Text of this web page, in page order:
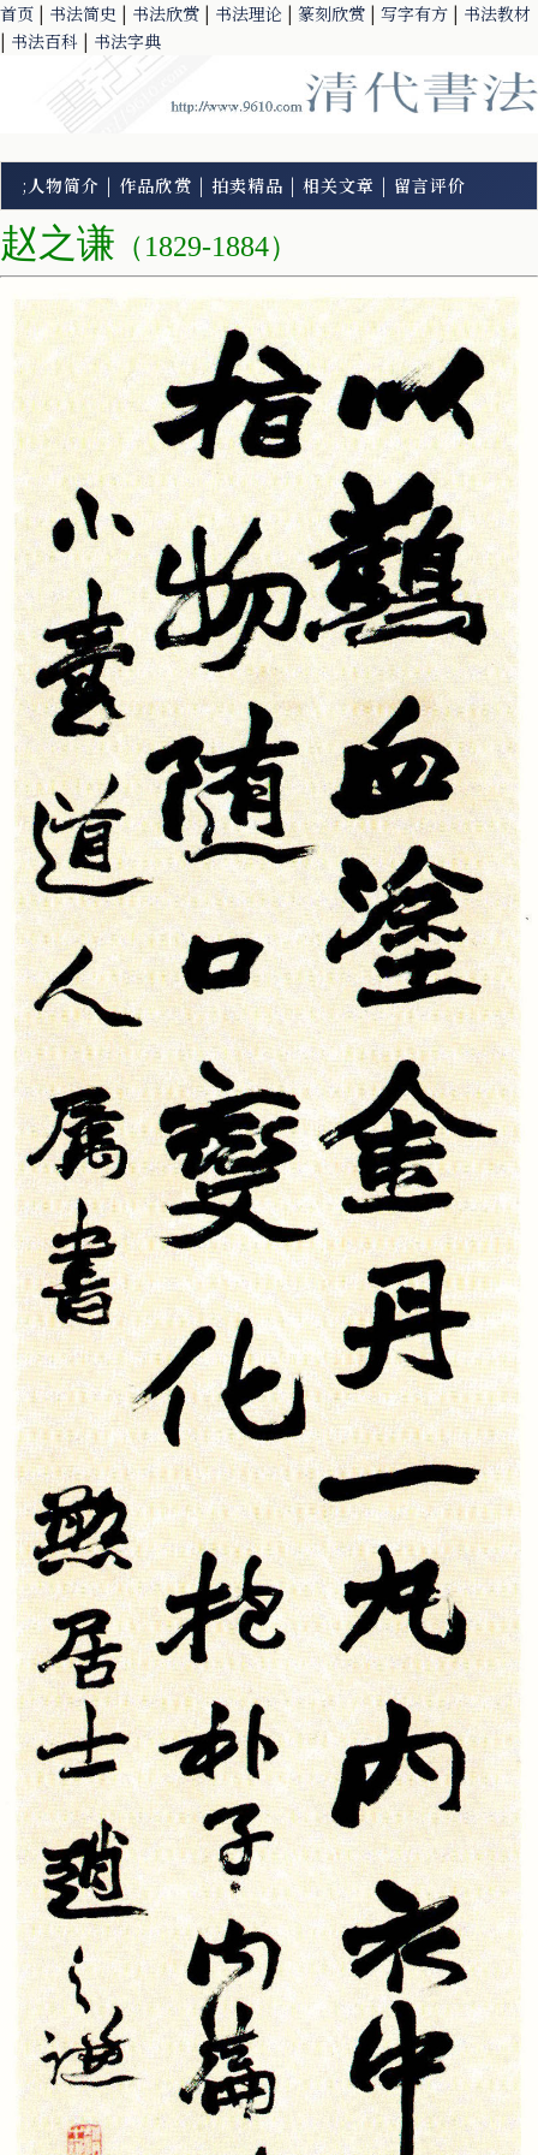
首页 | 书法简史 | 书法欣赏 | 书法理论 | 篆刻欣赏 | 写字有方 | 书法教材
| 书法百科 | 书法字典
; 人物简介 | 作品欣赏 | 拍卖精品 | 相关文章 | 留言评价
赵之谦 （1829-1884）